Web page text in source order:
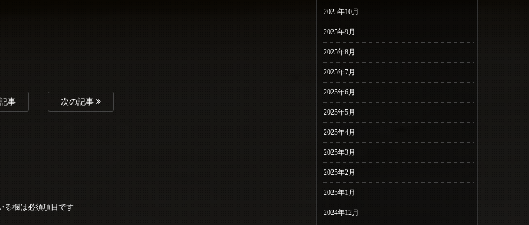
事 次の記事
る欄は必須項目です
2025年10月
2025年9月
2025年8月
2025年7月
2025年6月
2025年5月
2025年4月
2025年3月
2025年2月
2025年1月
2024年12月